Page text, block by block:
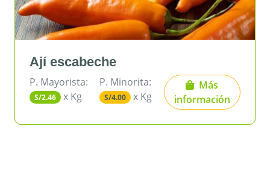
P. Minorita:
S/4.00 x Kg
Más
información
P. Mayorista:
S/5.40 x Kg